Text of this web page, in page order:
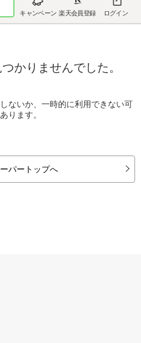
キャンペーン 楽天会員登録 ログイン
かりませんでした。
ないか、一時的に利用できない可
ります。
パートップへ